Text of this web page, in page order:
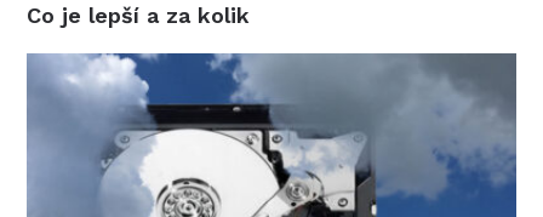
Co je lepší a za kolik